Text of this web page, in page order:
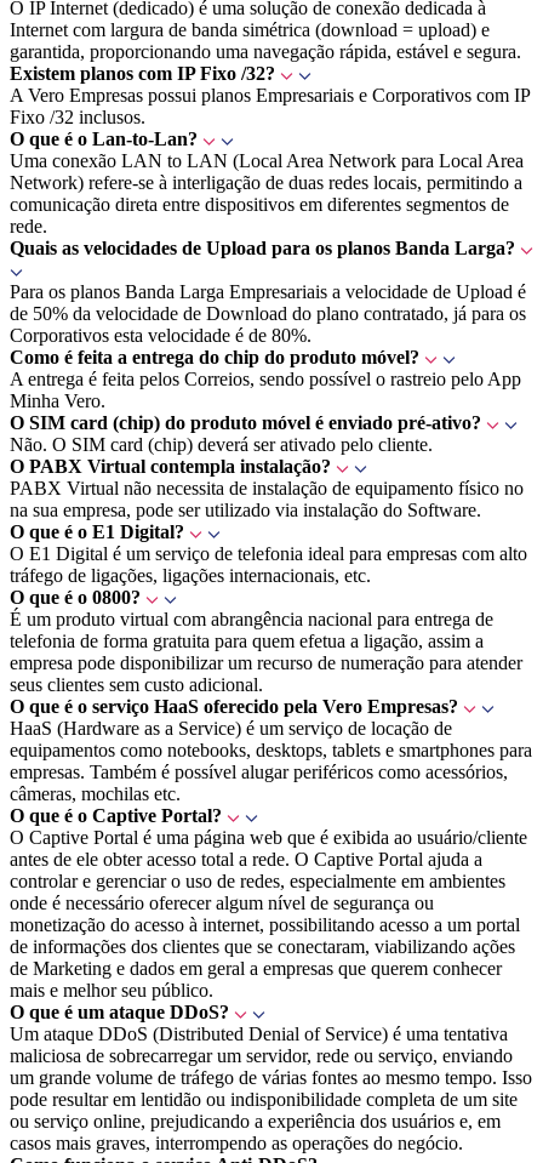
O IP Internet (dedicado) é uma solução de conexão dedicada à
Internet com largura de banda simétrica (download = upload) e
garantida, proporcionando uma navegação rápida, estável e segura.
Existem planos com IP Fixo /32?
A Vero Empresas possui planos Empresariais e Corporativos com IP
Fixo /32 inclusos.
O que é o Lan-to-Lan?
Uma conexão LAN to LAN (Local Area Network para Local Area
Network) refere-se à interligação de duas redes locais, permitindo a
comunicação direta entre dispositivos em diferentes segmentos de
rede.
Quais as velocidades de Upload para os planos Banda Larga?
Para os planos Banda Larga Empresariais a velocidade de Upload é
de 50% da velocidade de Download do plano contratado, já para os
Corporativos esta velocidade é de 80%.
Como é feita a entrega do chip do produto móvel?
A entrega é feita pelos Correios, sendo possível o rastreio pelo App
Minha Vero.
O SIM card (chip) do produto móvel é enviado pré-ativo?
Não. O SIM card (chip) deverá ser ativado pelo cliente.
O PABX Virtual contempla instalação?
PABX Virtual não necessita de instalação de equipamento físico no
na sua empresa, pode ser utilizado via instalação do Software.
O que é o E1 Digital?
O E1 Digital é um serviço de telefonia ideal para empresas com alto
tráfego de ligações, ligações internacionais, etc.
O que é o 0800?
É um produto virtual com abrangência nacional para entrega de
telefonia de forma gratuita para quem efetua a ligação, assim a
empresa pode disponibilizar um recurso de numeração para atender
seus clientes sem custo adicional.
O que é o serviço HaaS oferecido pela Vero Empresas?
HaaS (Hardware as a Service) é um serviço de locação de
equipamentos como notebooks, desktops, tablets e smartphones para
empresas. Também é possível alugar periféricos como acessórios,
câmeras, mochilas etc.
O que é o Captive Portal?
O Captive Portal é uma página web que é exibida ao usuário/cliente
antes de ele obter acesso total a rede. O Captive Portal ajuda a
controlar e gerenciar o uso de redes, especialmente em ambientes
onde é necessário oferecer algum nível de segurança ou
monetização do acesso à internet, possibilitando acesso a um portal
de informações dos clientes que se conectaram, viabilizando ações
de Marketing e dados em geral a empresas que querem conhecer
mais e melhor seu público.
O que é um ataque DDoS?
Um ataque DDoS (Distributed Denial of Service) é uma tentativa
maliciosa de sobrecarregar um servidor, rede ou serviço, enviando
um grande volume de tráfego de várias fontes ao mesmo tempo. Isso
pode resultar em lentidão ou indisponibilidade completa de um site
ou serviço online, prejudicando a experiência dos usuários e, em
casos mais graves, interrompendo as operações do negócio.